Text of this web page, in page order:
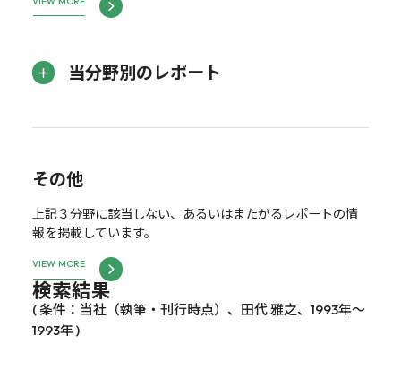
当分野別のレポート
その他
上記３分野に該当しない、あるいはまたがるレポートの情
報を掲載しています。
VIEW MORE
検索結果
( 条件：当社（執筆・刊行時点）、田代 雅之、1993年～
1993年 )